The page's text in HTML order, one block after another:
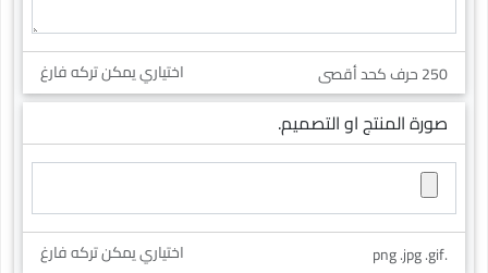
250 حرف كحد أقصى اختياري يمكن تركه فارغ
صورة المنتج او التصميم.
.png .jpg .gif اختياري يمكن تركه فارغ